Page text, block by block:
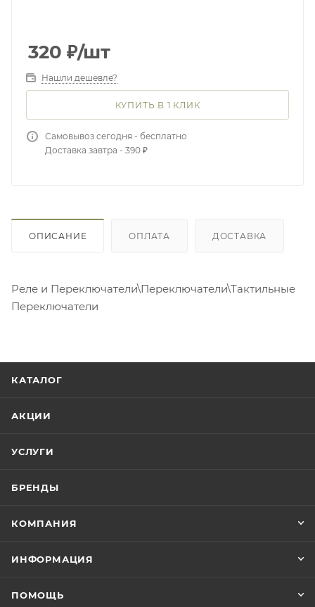
320 ₽/шт
Нашли дешевле?
КУПИТЬ В 1 КЛИК
Самовывоз сегодня - бесплатно
Доставка завтра - 390 ₽
ОПИСАНИЕ ОПЛАТА ДОСТАВКА
Реле и Переключатели\Переключатели\Тактильные
Переключатели
КАТАЛОГ
АКЦИИ
УСЛУГИ
БРЕНДЫ
КОМПАНИЯ
ИНФОРМАЦИЯ
ПОМОЩЬ